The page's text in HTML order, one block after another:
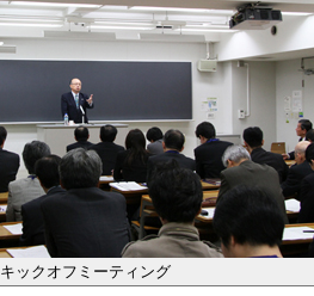
キックオフミーティング